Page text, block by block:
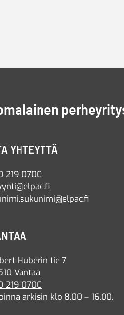
YHTEYTTÄ
219 0700
Huberin tie 7
Vantaa
219 0700
arkisin klo 8.00 – 16.00.